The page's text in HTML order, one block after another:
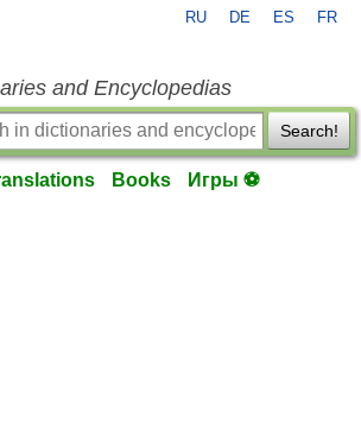
RU DE ES FR
and Encyclopedias
Search!
Books Игры ⚽